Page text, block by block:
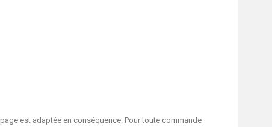
est adaptée en conséquence. Pour toute commande